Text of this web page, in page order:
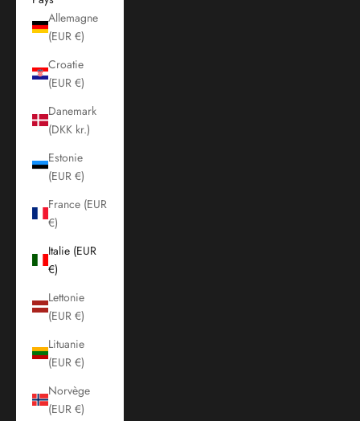
Allemagne
(EUR €)
Croatie
(EUR €)
Danemark
(DKK kr.)
Estonie
(EUR €)
France (EUR
€)
Italie (EUR
€)
Lettonie
(EUR €)
Lituanie
(EUR €)
Norvège
(EUR €)